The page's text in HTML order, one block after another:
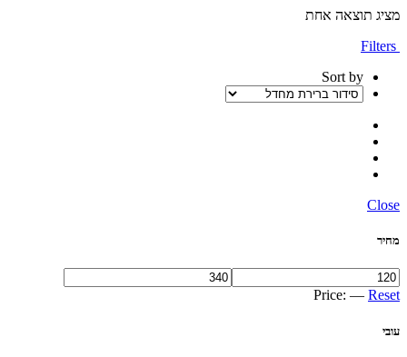
מציג תוצאה אחת
Sort by
Close
מחיר
Price: — Reset
עובי